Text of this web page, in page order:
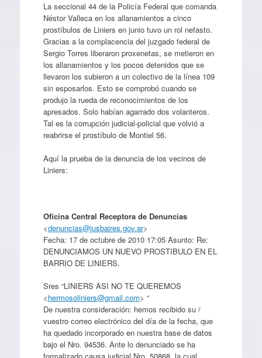
La seccional 44 de la Policía Federal que comanda
Néstor Valleca en los allanamientos a cinco
prostíbulos de Liniers en junio tuvo un rol nefasto.
Gracias a la complacencia del juzgado federal de
Sergio Torres liberaron proxenetas, se metieron en
los allanamientos y los pocos detenidos que se
llevaron los subieron a un colectivo de la línea 109
sin esposarlos. Esto se comprobó cuando se
produjo la rueda de reconocimientos de los
apresados. Solo habían agarrado dos volanteros.
Tal es la corrupción judicial-policial que volvió a
reabrirse el prostíbulo de Montiel 56.
Aquí la prueba de la denuncia de los vecinos de
Liniers:
Oficina Central Receptora de Denuncias
<denuncias@jusbaires.gov.ar>
Fecha: 17 de octubre de 2010 17:05 Asunto: Re:
DENUNCIAMOS UN NUEVO PROSTIBULO EN EL
BARRIO DE LINIERS.
Sres “LINIERS ASI NO TE QUEREMOS
<hermosoliniers@gmail.com> “
De nuestra consideración: hemos recibido su /
vuestro correo electrónico del día de la fecha, que
ha quedado incorporado en nuestra base de datos
bajo el Nro. 94536. Ante lo denunciado se ha